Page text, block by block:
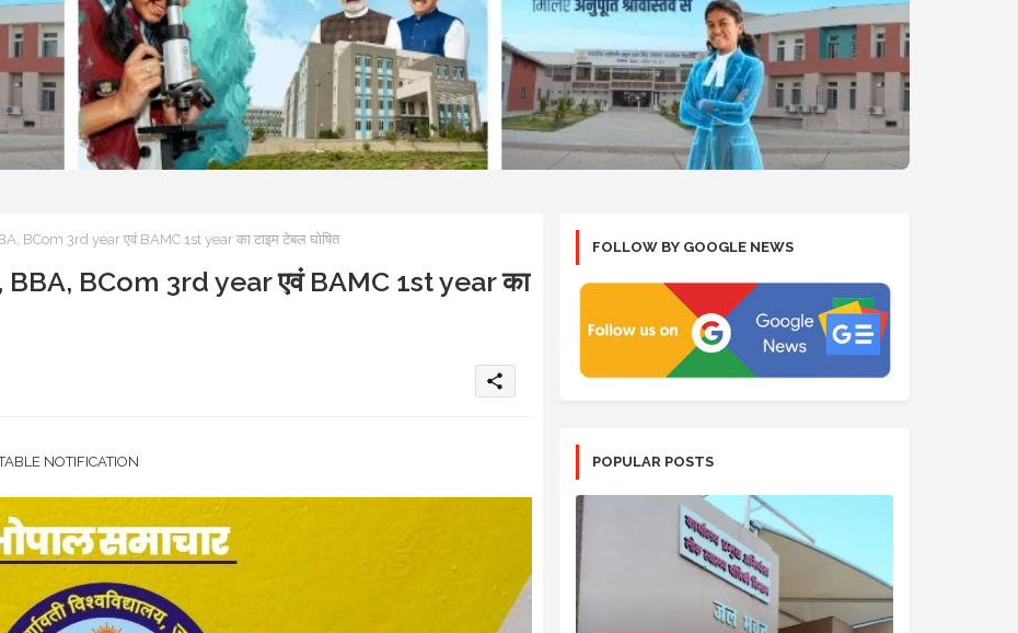
BCom 3rd year एवं BAMC 1st year का टाइम टेबल घोषित
BBA, BCom 3rd year एवं BAMC 1st year का
share
NOTIFICATION
FOLLOW BY GOOGLE NEWS
POPULAR POSTS